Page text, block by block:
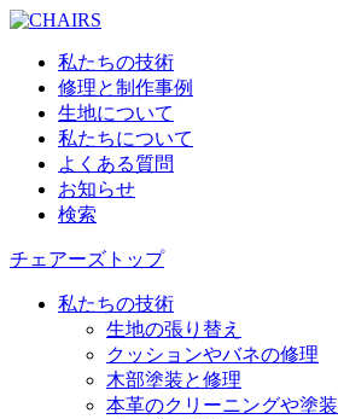
私たちの技術
修理と制作事例
生地について
私たちについて
よくある質問
お知らせ
検索
チェアーズトップ
私たちの技術
生地の張り替え
クッションやバネの修理
木部塗装と修理
本革のクリーニングや塗装